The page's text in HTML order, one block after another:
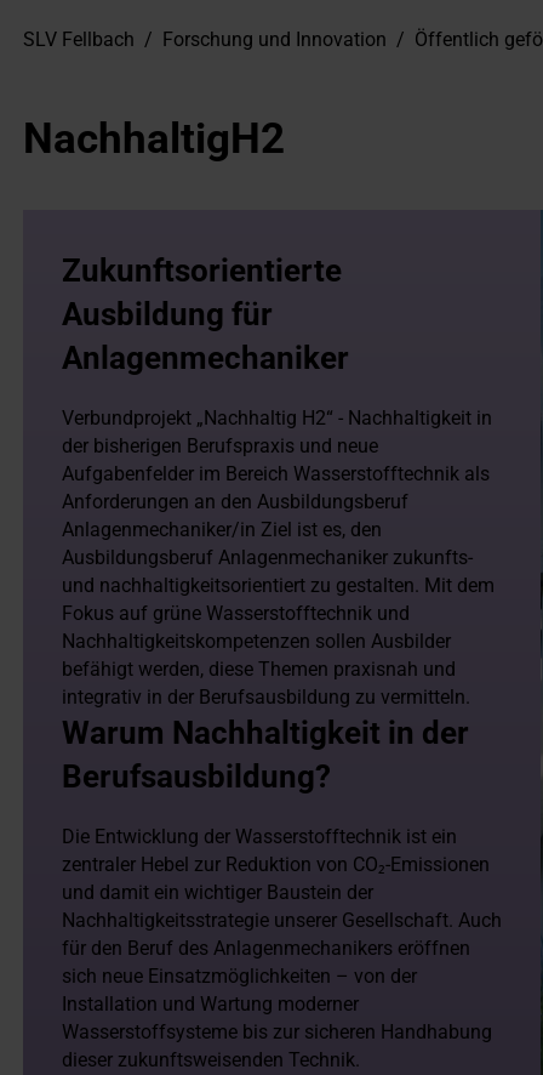
SLV Fellbach / Forschung und Innovation / Öffentlich
NachhaltigH2
Zukunftsorientierte
Ausbildung für
Anlagenmechaniker
Verbundprojekt „Nachhaltig H2“ - Nachhaltigkeit in
der bisherigen Berufspraxis und neue
Aufgabenfelder im Bereich Wasserstofftechnik als
Anforderungen an den Ausbildungsberuf
Anlagenmechaniker/in Ziel ist es, den
Ausbildungsberuf Anlagenmechaniker zukunfts-
und nachhaltigkeitsorientiert zu gestalten. Mit dem
Fokus auf grüne Wasserstofftechnik und
Nachhaltigkeitskompetenzen sollen Ausbilder
befähigt werden, diese Themen praxisnah und
integrativ in der Berufsausbildung zu vermitteln.
Warum Nachhaltigkeit in der
Berufsausbildung?
Die Entwicklung der Wasserstofftechnik ist ein
zentraler Hebel zur Reduktion von CO₂-Emissionen
und damit ein wichtiger Baustein der
Nachhaltigkeitsstrategie unserer Gesellschaft. Auch
für den Beruf des Anlagenmechanikers eröffnen
sich neue Einsatzmöglichkeiten – von der
Installation und Wartung moderner
Wasserstoffsysteme bis zur sicheren Handhabung
dieser zukunftsweisenden Technik.